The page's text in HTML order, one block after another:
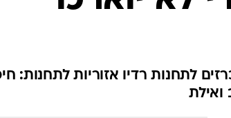
לתחנות רדיו אזוריות לתחנות:
ואילת